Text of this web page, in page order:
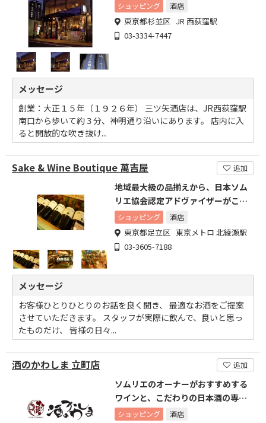
ショッピング 酒店
東京都杉並区 JR 西荻窪駅
03-3334-7447
メッセージ
創業：大正１５年（１９２６年） 三ツ矢酒店は、JR西荻窪駅
南口から歩いて約３分、神明通り沿いにあります。 店内に入
ると開放的な吹き抜け...
Sake & Wine Boutique 萬吉屋 追加
地域最大級の品揃えから、日本ソム
リエ協会認定アドヴァイザーがこだ
わりの一品をご紹介。
ショッピング 酒店
東京都足立区 東京メトロ 北綾瀬駅
03-3605-7188
メッセージ
お客様ひとりひとりのお話を良く聞き、 最適なお酒をご提案
させていただきます。 スタッフが実際に飲んで、良いと思っ
たものだけ、 皆様の日々...
酒のかわしま 立町店 追加
ソムリエのオーナーがおすすめする
ワインと、こだわりの日本酒の専門
店ショッピング 酒店